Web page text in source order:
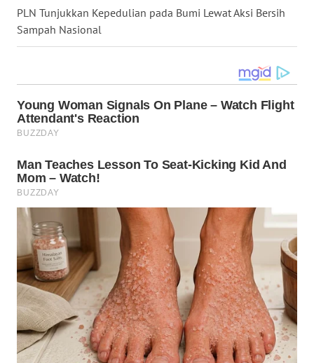
PLN Tunjukkan Kepedulian pada Bumi Lewat Aksi Bersih
Sampah Nasional
TOBA
WN
LANGKAT
TAPANULI
SELATAN
TANJUNG
LESUNG
WN
KARO
WN
SIMALUNGUN